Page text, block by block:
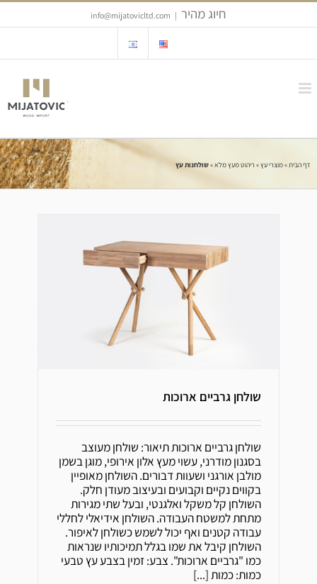
Skip
חיוג מהיר |
info@mijatovicltd.com
דף הבית»מוצרי עץ» ריהוט מעץ מלא»שולחנות עץ
שולחן גרביים ארוכות
שולחן גרביים ארוכות
שולחן גרביים ארוכות תיאור: שולחן מעוצב
בסגנון מודרני, עשוי מעץ אלון אירופי, מוגן בשמן
מולבן אורגני ושעוות דבורים. השולחן מאופיין
בקווים נקיים וקבועים ובעיצוב מעודן חלק.
השולחן קל משקל ואלגנטי, ובעל שתי מגירות
מתחת למשטח העבודה. השולחן אידיאלי לחללי
עבודה קטנים ואף יכול לשמש כשולחן לאיפור.
השולחן קיבל את שמו בגלל תמיכותיו שנראות
כמו "גרביים ארוכות". צבע: זמין בצבע עץ טבעי
כמות: כמות[...]